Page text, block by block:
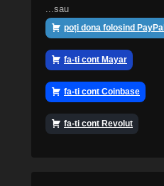
...sau
poți dona folosind PayPal
fa-ti cont Mayar
fa-ti cont Coinbase
fa-ti cont Revolut